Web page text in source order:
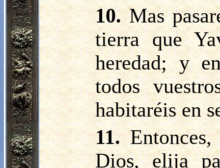
10.Mas
tierra que
heredad; y
todos
habitaréis en
11.
Dios, elija